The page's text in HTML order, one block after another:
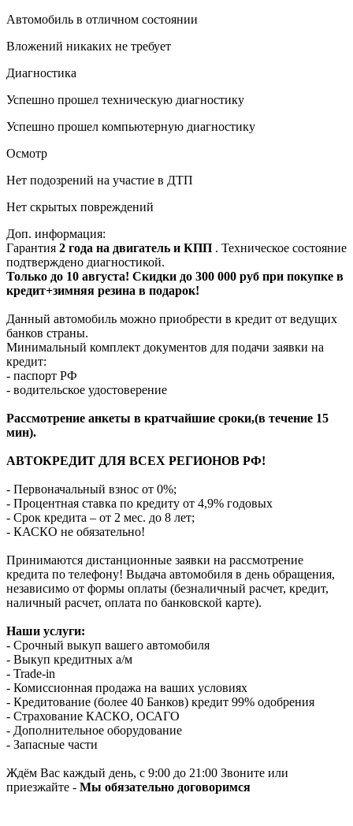
Автомобиль в отличном состоянии
Вложений никаких не требует
Диагностика
Успешно прошел техническую диагностику
Успешно прошел компьютерную диагностику
Осмотр
Нет подозрений на участие в ДТП
Нет скрытых повреждений
Доп. информация:
Гарантия 2 года на двигатель и КПП . Техническое состояние
подтверждено диагностикой.
Только до 10 августа! Скидки до 300 000 руб при покупке в
кредит+зимняя резина в подарок!
Данный автомобиль можно приобрести в кредит от ведущих
банков страны.
Минимальный комплект документов для подачи заявки на
кредит:
- паспорт РФ
- водительское удостоверение
Рассмотрение анкеты в кратчайшие сроки,(в течение 15
мин).
АВТОКРЕДИТ ДЛЯ ВСЕХ РЕГИОНОВ РФ!
- Первоначальный взнос от 0%;
- Процентная ставка по кредиту от 4,9% годовых
- Срок кредита – от 2 мес. до 8 лет;
- КАСКО не обязательно!
Принимаются дистанционные заявки на рассмотрение
кредита по телефону! Выдача автомобиля в день обращения,
независимо от формы оплаты (безналичный расчет, кредит,
наличный расчет, оплата по банковской карте).
Наши услуги:
- Срочный выкуп вашего автомобиля
- Выкуп кредитных а/м
- Trade-in
- Комиссионная продажа на ваших условиях
- Кредитование (более 40 Банков) кредит 99% одобрения
- Страхование КАСКО, ОСАГО
- Дополнительное оборудование
- Запасные части
Ждём Вас каждый день, с 9:00 до 21:00 Звоните или
приезжайте - Мы обязательно договоримся